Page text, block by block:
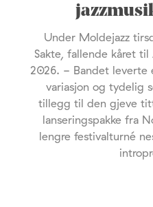
Under Moldejazz
Sakte, fallende kåret til
2026. - Bandet leverte
variasjon og tydelig
tillegg til den gjeve
lanseringspakke fra
lengre festivalturné